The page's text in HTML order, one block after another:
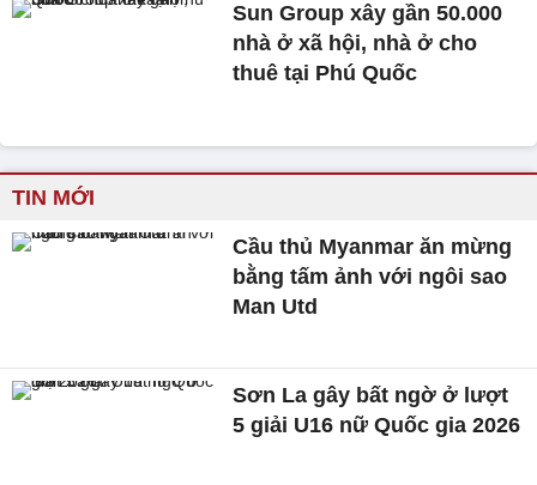
Sun Group xây gần 50.000
nhà ở xã hội, nhà ở cho
thuê tại Phú Quốc
TIN MỚI
Cầu thủ Myanmar ăn mừng
bằng tấm ảnh với ngôi sao
Man Utd
Sơn La gây bất ngờ ở lượt
5 giải U16 nữ Quốc gia 2026